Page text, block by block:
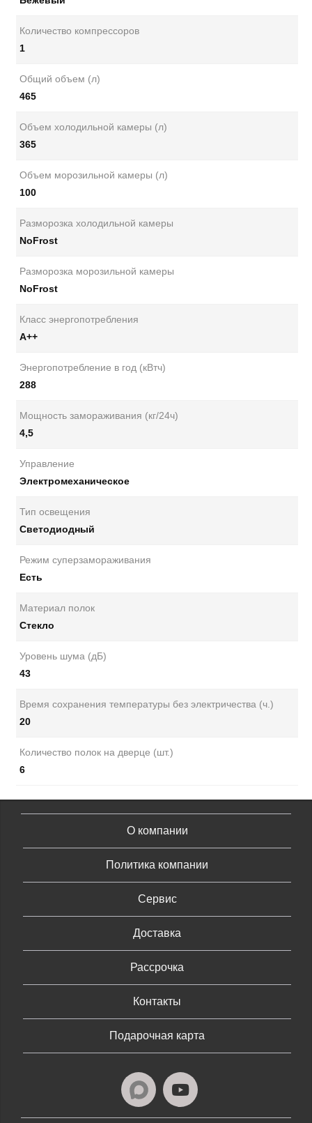
Количество компрессоров
1
Общий объем (л)
465
Объем холодильной камеры (л)
365
Объем морозильной камеры (л)
100
Разморозка холодильной камеры
NoFrost
Разморозка морозильной камеры
NoFrost
Класс энергопотребления
А++
Энергопотребление в год (кВтч)
288
Мощность замораживания (кг/24ч)
4,5
Управление
Электромеханическое
Тип освещения
Светодиодный
Режим суперзамораживания
Есть
Материал полок
Стекло
Уровень шума (дБ)
43
Время сохранения температуры без электричества (ч.)
20
Количество полок на дверце (шт.)
6
О компании
Политика компании
Сервис
Доставка
Рассрочка
Контакты
Подарочная карта